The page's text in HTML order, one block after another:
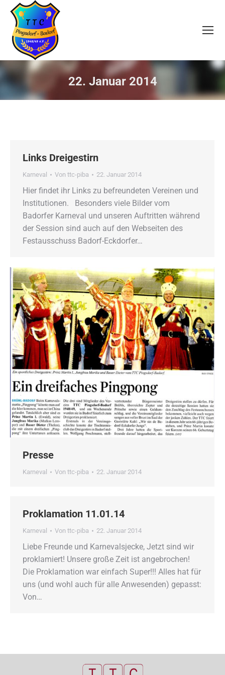
Sie befinden sich hier:
22. Januar 2014
Links Dreigestirn
Karneval Von ttc-piba 22. Januar 2014
Hier findet ihr Links zu befreundeten Vereinen und
Institutionen. Besonders viele Bilder vom
Badorfer Karneval und unseren Auftritten während
der Session sind auch auf den Webseiten des
Festausschuss Badorf-Eckdorfer…
Presse
Karneval Von ttc-piba 22. Januar 2014
Proklamation 11.01.14
Karneval Von ttc-piba 22. Januar 2014
Liebe Freunde und Karnevalsjecke, Jetzt sind wir
proklamiert! Unsere große Zeit ist angebrochen!
Die Proklamation war einfach Super!!! Alles hat für
uns (und wohl auch für alle Anwesenden) gepasst:
Von…